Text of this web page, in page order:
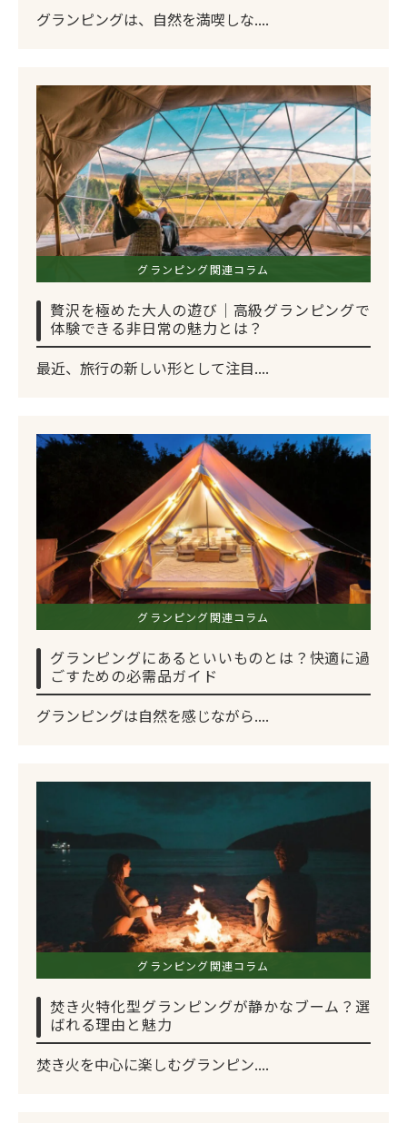
グランピングは、自然を満喫しな....
グランピング関連コラム
贅沢を極めた大人の遊び｜高級グランピングで
体験できる非日常の魅力とは？
最近、旅行の新しい形として注目....
グランピング関連コラム
グランピングにあるといいものとは？快適に過
ごすための必需品ガイド
グランピングは自然を感じながら....
グランピング関連コラム
焚き火特化型グランピングが静かなブーム？選
ばれる理由と魅力
焚き火を中心に楽しむグランピン....